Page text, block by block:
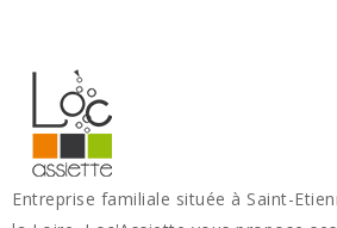
Entreprise familiale située à Saint-